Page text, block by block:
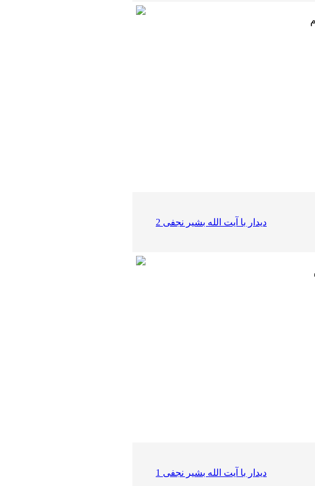
دیدار با آیت الله بشیر نجفی 2
دیدار با آیت الله بشیر نجفی 1